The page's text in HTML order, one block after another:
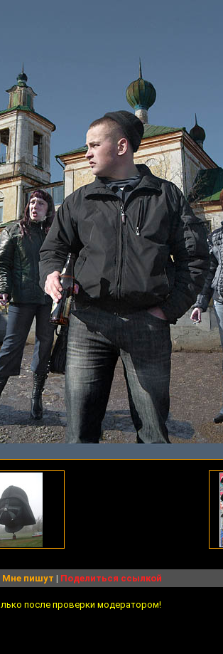
Мне пишут | Поделиться ссылкой
после проверки модератором!